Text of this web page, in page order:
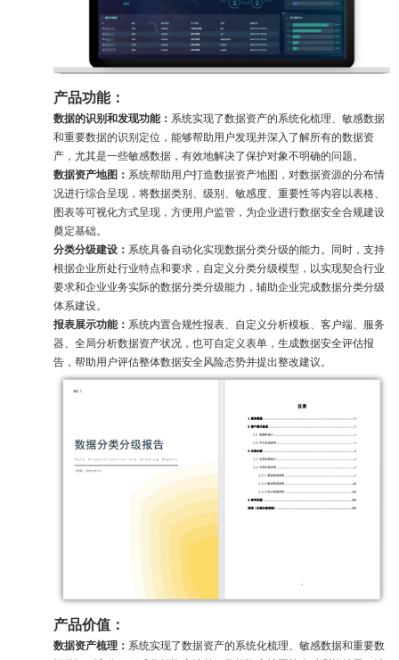
产品功能：
数据的识别和发现功能： 系统实现了数据资产的系统化梳理、敏感数据
和重要数据的识别定位，能够帮助用户发现并深入了解所有的数据资
产，尤其是一些敏感数据，有效地解决了保护对象不明确的问题。
数据资产地图： 系统帮助用户打造数据资产地图，对数据资源的分布情
况进行综合呈现，将数据类别、级别、敏感度、重要性等内容以表格、
图表等可视化方式呈现，方便用户监管，为企业进行数据安全合规建设
奠定基础。
分类分级建设： 系统具备自动化实现数据分类分级的能力。同时，支持
根据企业所处行业特点和要求，自定义分类分级模型，以实现契合行业
要求和企业业务实际的数据分类分级能力，辅助企业完成数据分类分级
体系建设。
报表展示功能： 系统内置合规性报表、自定义分析模板、客户端、服务
器、全局分析数据资产状况，也可自定义表单，生成数据安全评估报
告，帮助用户评估整体数据安全风险态势并提出整改建议。
产品价值：
数据资产梳理： 系统实现了数据资产的系统化梳理、敏感数据和重要数